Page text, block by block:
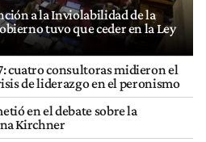
a la Inviolabilidad de la
tuvo que ceder en la Ley
cuatro consultoras midieron el
de liderazgo en el peronismo
en el debate sobre la
Kirchner